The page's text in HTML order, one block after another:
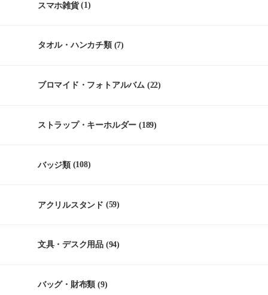
スマホ雑貨(1)
タオル・ハンカチ類(7)
ブロマイド・フォトアルバム (22)
ストラップ・キーホルダー (189)
バッジ類(108)
アクリルスタンド (59)
文具・デスク用品 (94)
バッグ・財布類 (9)